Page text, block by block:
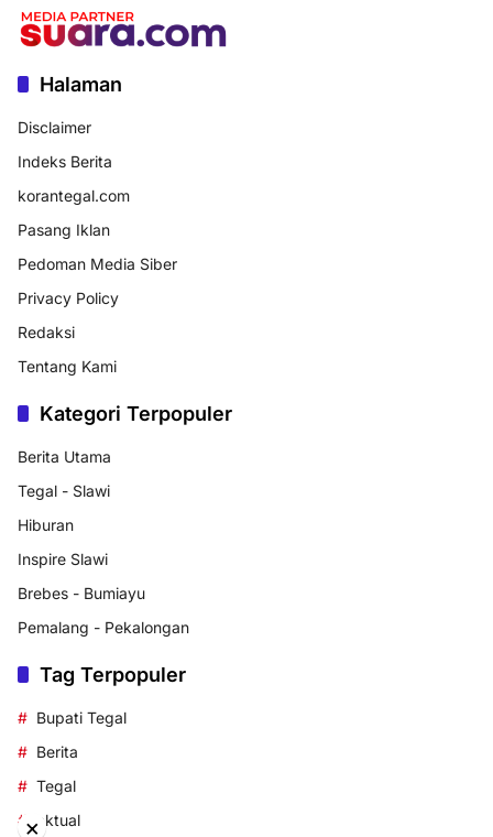
Halaman
Disclaimer
Indeks Berita
korantegal.com
Pasang Iklan
Pedoman Media Siber
Privacy Policy
Redaksi
Tentang Kami
Kategori Terpopuler
Berita Utama
Tegal - Slawi
Hiburan
Inspire Slawi
Brebes - Bumiayu
Pemalang - Pekalongan
Tag Terpopuler
Bupati Tegal
Berita
Tegal
aktual
×